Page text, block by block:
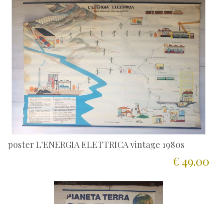
poster L'ENERGIA ELETTRICA vintage 1980s
€ 49.00